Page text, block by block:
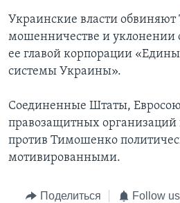
Украинские власти
мошенничестве и уклонении
ее главой корпорации
системы Украины».
Соединенные Штаты,
правозащитных
против Тимошенко
мотивированными.
Поделиться Follow us